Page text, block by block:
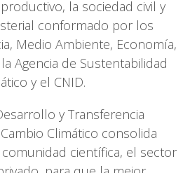
la sociedad civil y
conformado por los
Medio Ambiente, Economía,
Agencia de Sustentabilidad
y el CNID.
y Transferencia
Climático consolida
científica, el sector